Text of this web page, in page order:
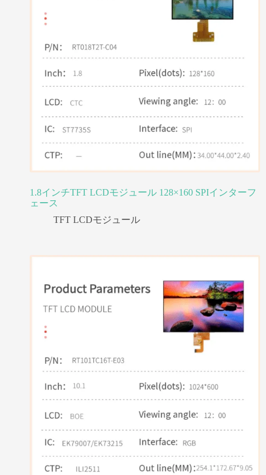
1.8インチTFT LCDモジュール 128×160 SPIインターフ
ェース
TFT LCDモジュール